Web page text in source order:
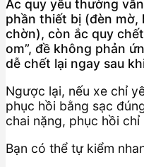
Ắc quy yếu thường
phần thiết bị (đèn mờ,
chờn), còn ắc quy
om”, đề không phản
dễ chết lại ngay sau
Ngược lại, nếu xe chỉ
phục hồi bằng sạc
chai nặng, phục hồi
Bạn có thể tự kiểm